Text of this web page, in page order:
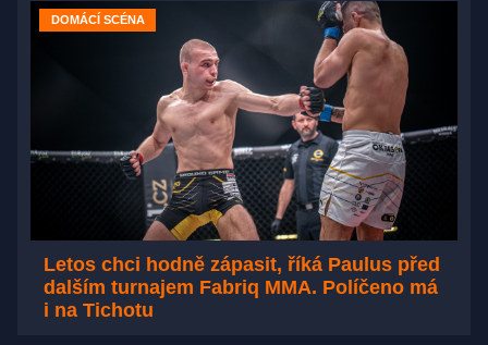
DOMÁCÍ SCÉNA
Letos chci hodně zápasit, říká Paulus před
dalším turnajem Fabriq MMA. Políčeno má
i na Tichotu